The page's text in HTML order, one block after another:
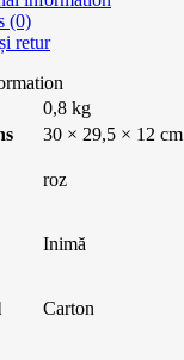
(0)
retur
0,8 kg
30 × 29,5 × 12 cm
roz
Inimă
Carton